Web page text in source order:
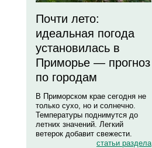
Почти лето:
идеальная погода
установилась в
Приморье — прогноз
по городам
В Приморском крае сегодня не
только сухо, но и солнечно.
Температуры поднимутся до
летних значений. Легкий
ветерок добавит свежести.
статьи раздела